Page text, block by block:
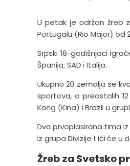
U petak je održan žreb
Portugalu (Rio Major) od
Srpski 18-godišnjaci
Španija, SAD i Italija.
Ukupno 20 zemalja se
sportova, a preostalih
Kong (Kina) i Brazil u
Dva prvoplasirana tima
iz grupa Divizije 1 ići će u
Žreb za Svetsko